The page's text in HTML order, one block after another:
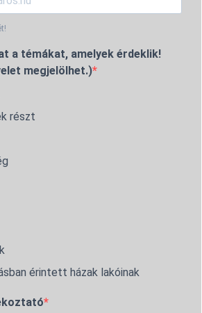
a témákat, amelyek érdeklik!
megjelölhet.)
részt
érintett házak lakóinak